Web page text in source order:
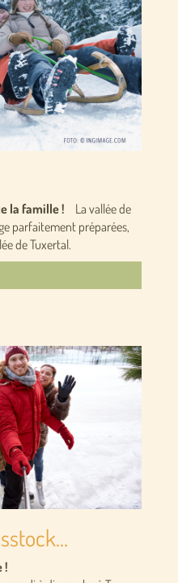
la famille !
La vallée de
parfaitement préparées,
de Tuxertal.
!